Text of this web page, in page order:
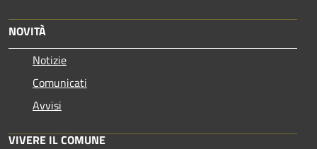
NOVITÀ
Notizie
Comunicati
Avvisi
VIVERE IL COMUNE